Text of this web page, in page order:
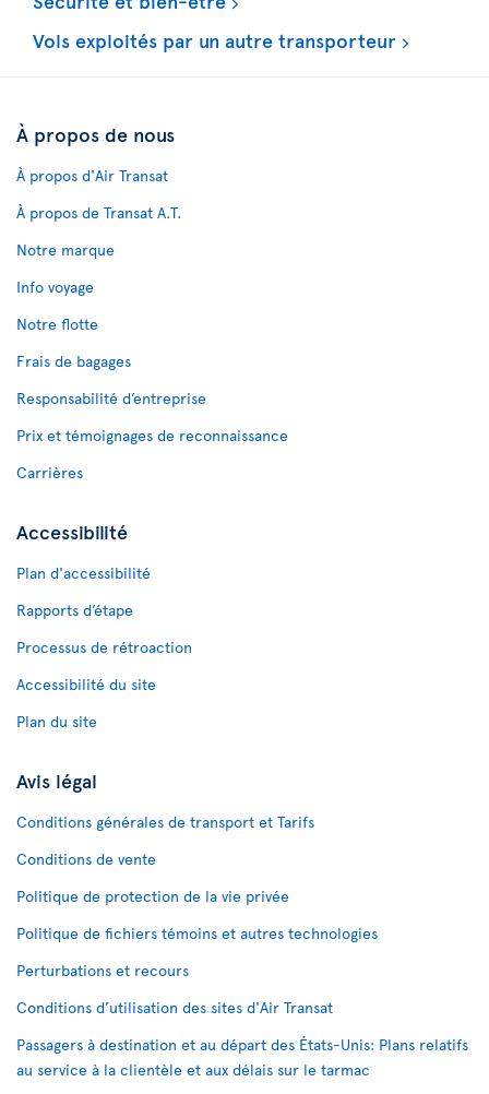
Vols exploités par un autre transporteur
À propos de nous
À propos d'Air Transat
À propos de Transat A.T.
Notre marque
Info voyage
Notre flotte
Frais de bagages
Responsabilité d’entreprise
Prix et témoignages de reconnaissance
Carrières
Accessibilité
Plan d'accessibilité
Rapports d’étape
Processus de rétroaction
Accessibilité du site
Plan du site
Avis légal
Conditions générales de transport et Tarifs
Conditions de vente
Politique de protection de la vie privée
Politique de fichiers témoins et autres technologies
Perturbations et recours
Conditions d’utilisation des sites d'Air Transat
Passagers à destination et au départ des États-Unis: Plans relatifs
au service à la clientèle et aux délais sur le tarmac